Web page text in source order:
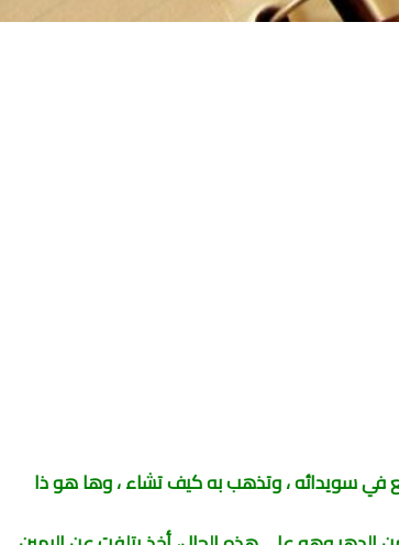
في سويدائه ، وتذهب به كيف تشاء ، وها هو ذا